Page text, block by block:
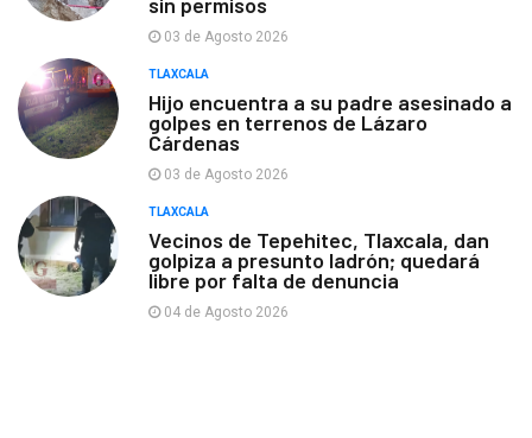
sin permisos
03 de Agosto 2026
TLAXCALA
Hijo encuentra a su padre asesinado a
golpes en terrenos de Lázaro
Cárdenas
03 de Agosto 2026
TLAXCALA
Vecinos de Tepehitec, Tlaxcala, dan
golpiza a presunto ladrón; quedará
libre por falta de denuncia
04 de Agosto 2026